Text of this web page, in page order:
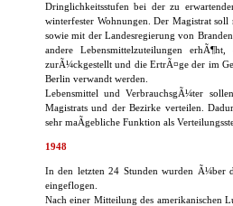
Dringlichkeitsstufen bei der zu
winterfester Wohnungen. Der Magistrat
sowie mit der Landesregierung von
andere Lebensmittelzuteilungen
zurÃ¼ckgestellt und die ErtrÃ¤ge der im
Berlin verwandt werden.
Lebensmittel und VerbrauchsgÃ¼ter
Magistrats und der Bezirke verteilen.
sehr maÃgebliche Funktion als
1948
In den letzten 24 Stunden wurden Ã¼ber
eingeflogen.
Nach einer Mitteilung des amerikanischen